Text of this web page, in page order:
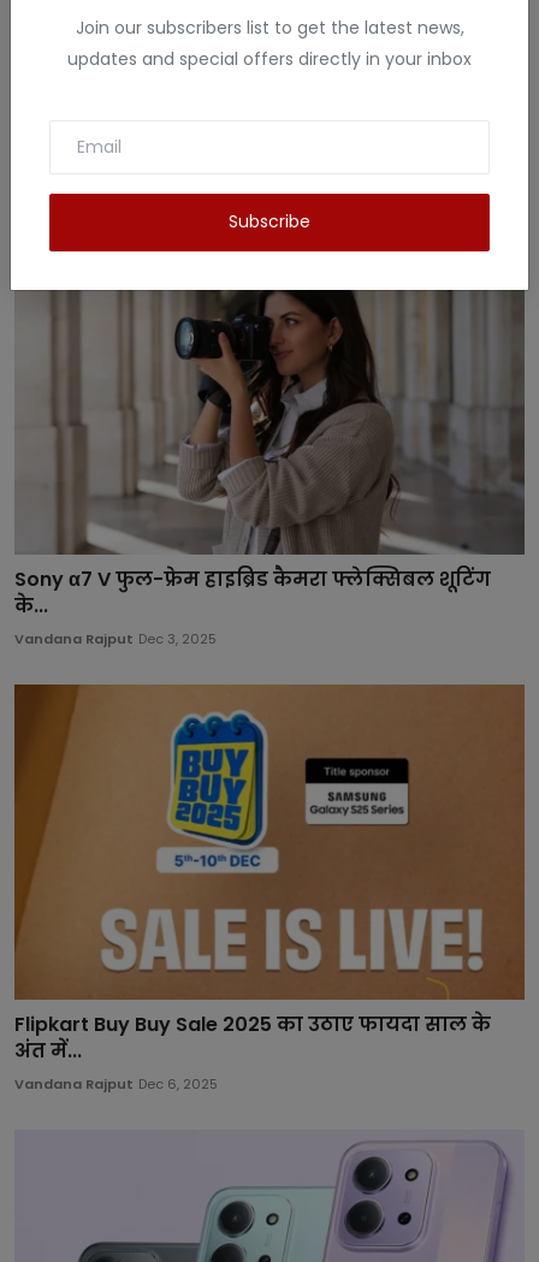
Join our subscribers list to get the latest news,
updates and special offers directly in your inbox
Subscribe
Related Posts
Sony α7 V फुल-फ्रेम हाइब्रिड कैमरा फ्लेक्सिबल शूटिंग
के...
Vandana Rajput Dec 3, 2025
Flipkart Buy Buy Sale 2025 का उठाए फायदा साल के
अंत में...
Vandana Rajput Dec 6, 2025